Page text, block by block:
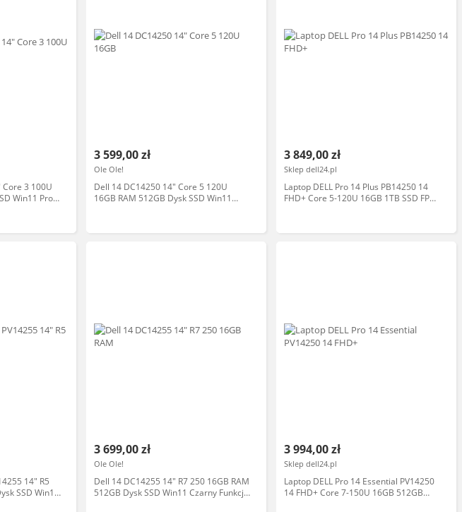
Core 3 100U
Win11 Pro
3 599,00 zł
Ole Ole!
Dell 14 DC14250 14" Core 5 120U
16GB RAM 512GB Dysk SSD Win11
3 849,00 zł
Sklep dell24.pl
Laptop DELL Pro 14 Plus PB14250 14
FHD+ Core 5-120U 16GB 1TB SSD FPR
14" R5
SSD Win11
3 699,00 zł
Ole Ole!
Dell 14 DC14255 14" R7 250 16GB RAM
512GB Dysk SSD Win11 Czarny Funkcje
3 994,00 zł
Sklep dell24.pl
Laptop DELL Pro 14 Essential PV14250
14 FHD+ Core 7-150U 16GB 512GB